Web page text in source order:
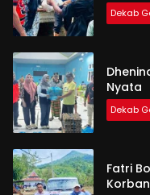
Dekab
Nyata
Dekab
Fatri